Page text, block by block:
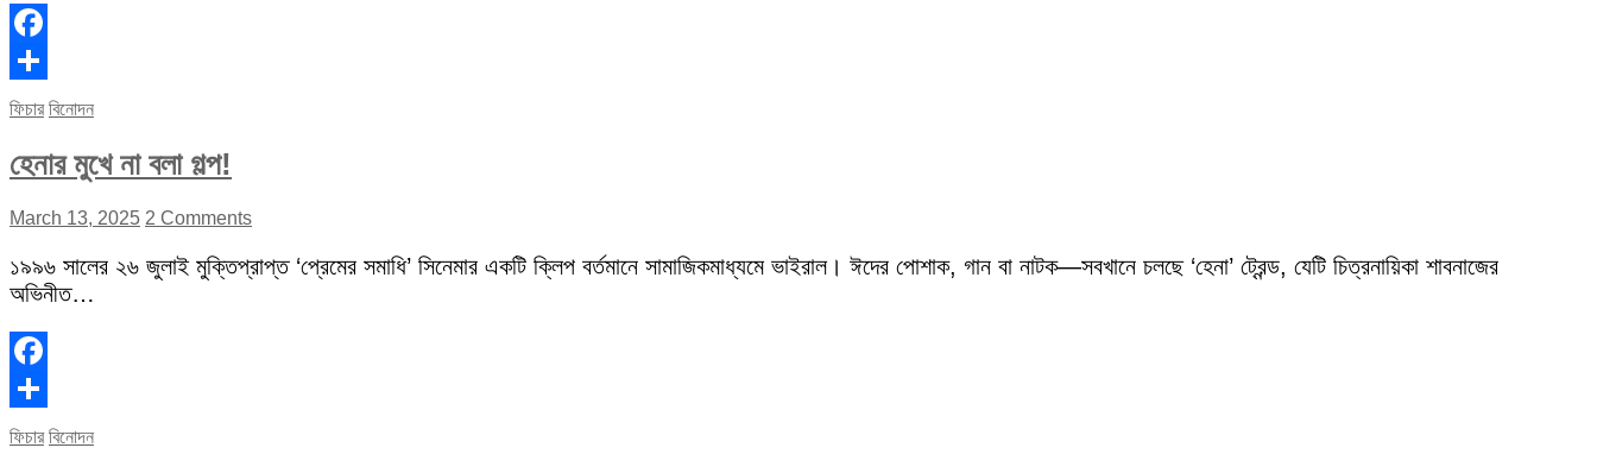
Facebook
Share
ফিচার বিনোদন
হেনার মুখে না বলা গল্প!
March 13, 2025 2 Comments
১৯৯৬ সালের ২৬ জুলাই মুক্তিপ্রাপ্ত ‘প্রেমের সমাধি’ সিনেমার একটি ক্লিপ বর্তমানে সামাজিকমাধ্যমে ভাইরাল। ঈদের পোশাক, গান বা নাটক—সবখানে চলছে ‘হেনা’ ট্রেন্ড, যেটি চিত্রনায়িকা শাবনাজের
অভিনীত…
Facebook
Share
ফিচার বিনোদন